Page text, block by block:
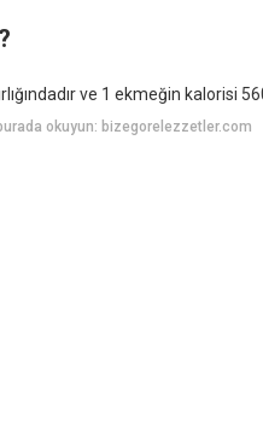
ve 1 ekmeğin kalorisi
okuyun: bizegorelezzetler.com